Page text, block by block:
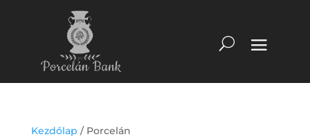
Kezdőlap / Porcelán